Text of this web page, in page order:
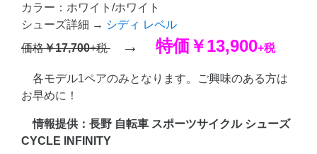
カラー：ホワイト/ホワイト
シューズ詳細 → シディ レベル
価格￥17,700+税 → 特価￥13,900+税
各モデル1ペアのみとなります。ご興味のある方は
お早めに！
情報提供：長野 自転車 スポーツサイクル シューズ
CYCLE INFINITY